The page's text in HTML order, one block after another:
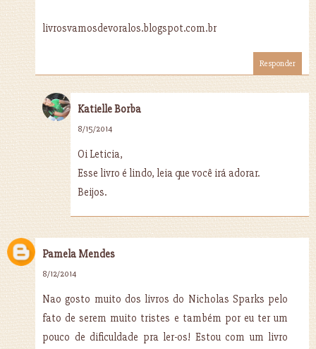
livrosvamosdevoralos.blogspot.com.br
Responder
Katielle Borba
8/15/2014
Oi Leticia,
Esse livro é lindo, leia que você irá adorar.
Beijos.
Pamela Mendes
8/12/2014
Nao gosto muito dos livros do Nicholas Sparks pelo
fato de serem muito tristes e também por eu ter um
pouco de dificuldade pra ler-os! Estou com um livro